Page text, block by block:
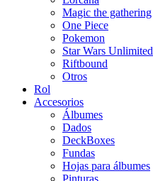
Magic the gathering
One Piece
Pokemon
Star Wars Unlimited
Riftbound
Otros
Rol
Accesorios
Álbumes
Dados
DeckBoxes
Fundas
Hojas para álbumes
Pinturas